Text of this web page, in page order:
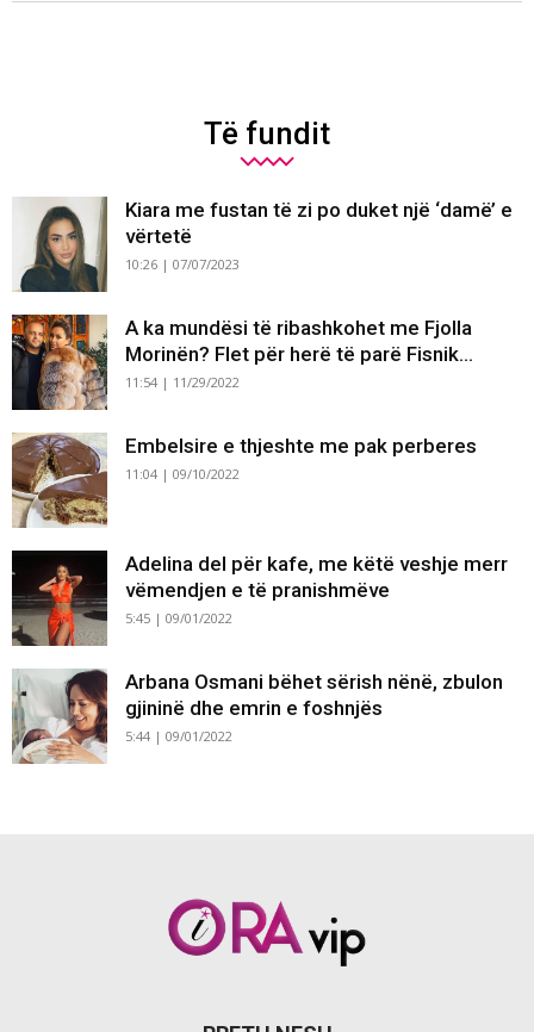
Të fundit
Kiara me fustan të zi po duket një ‘damë’ e
vërtetë
10:26 | 07/07/2023
A ka mundësi të ribashkohet me Fjolla
Morinën? Flet për herë të parë Fisnik...
11:54 | 11/29/2022
Embelsire e thjeshte me pak perberes
11:04 | 09/10/2022
Adelina del për kafe, me këtë veshje merr
vëmendjen e të pranishmëve
5:45 | 09/01/2022
Arbana Osmani bëhet sërish nënë, zbulon
gjininë dhe emrin e foshnjës
5:44 | 09/01/2022